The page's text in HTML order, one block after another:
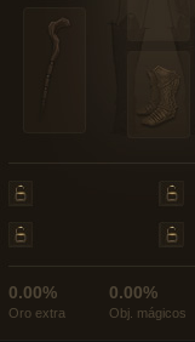
0.00%
Oro extra
0.00%
Obj. mágicos